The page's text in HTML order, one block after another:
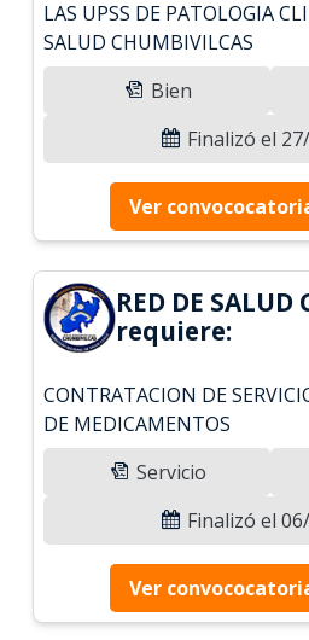
LAS UPSS DE PATOLOGIA
SALUD CHUMBIVILCAS
Bien
Finalizó el
Ver
RED DE SALUD
requiere:
CONTRATACION DE
DE MEDICAMENTOS
Servicio
Finalizó el
Ver